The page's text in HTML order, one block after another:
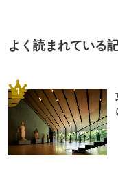
よく読まれている
1